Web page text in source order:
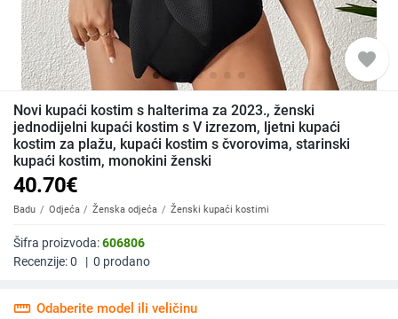
favorite
Novi kupaći kostim s halterima za 2023., ženski
jednodijelni kupaći kostim s V izrezom, ljetni kupaći
kostim za plažu, kupaći kostim s čvorovima, starinski
kupaći kostim, monokini ženski
40.70€
Badu Odjeća Ženska odjeća Ženski kupaći kostimi
Šifra proizvoda:606806
Recenzije:0 | 0 prodano
straighten Odaberite model ili veličinu